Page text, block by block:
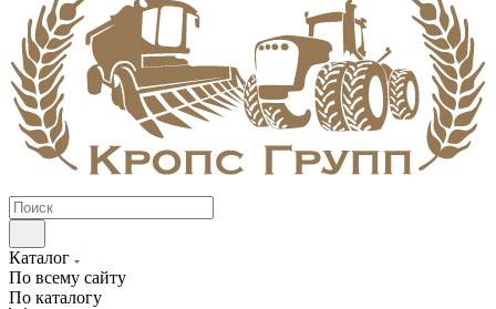
Каталог
По всему сайту
По каталогу